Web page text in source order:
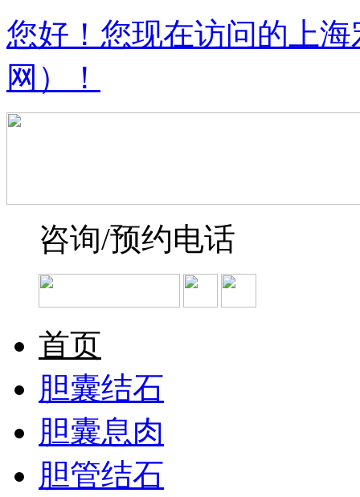
您好！您现在访问的上
网）！
咨询/预约电话
首页
胆囊结石
胆囊息肉
胆管结石